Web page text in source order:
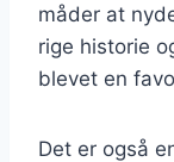
måder at
rige historie
blevet en
Det er også